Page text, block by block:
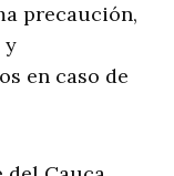
precaución,
y
en caso de